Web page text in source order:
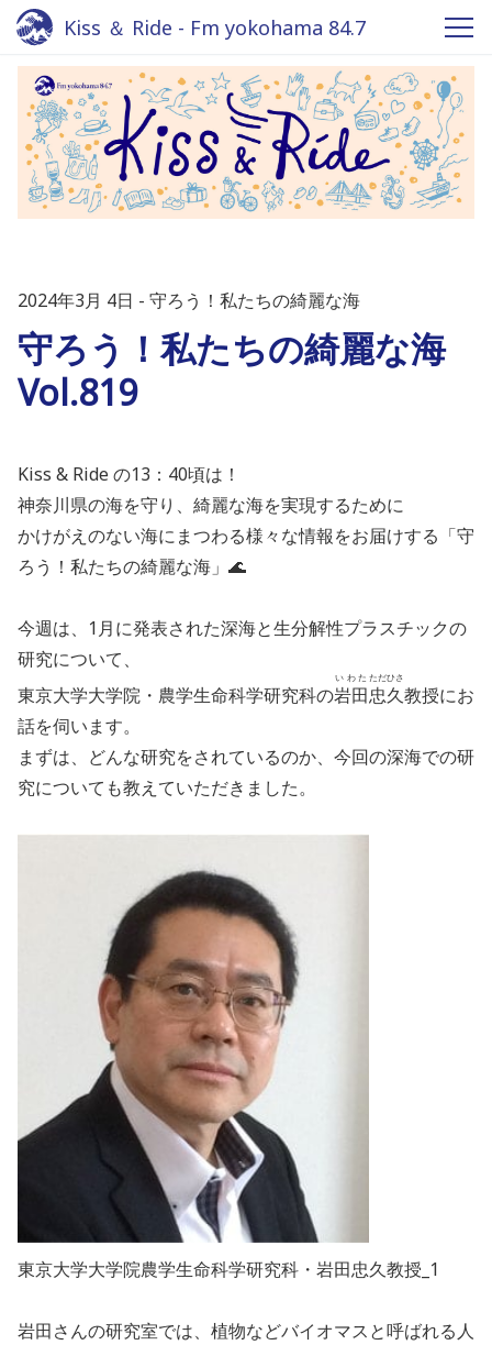
Kiss ＆ Ride - Fm yokohama 84.7
2024年3月 4日 守ろう！私たちの綺麗な海
守ろう！私たちの綺麗な海
Vol.819
Kiss & Ride の13：40頃は！
神奈川県の海を守り、綺麗な海を実現するために
かけがえのない海にまつわる様々な情報をお届けする「守
ろう！私たちの綺麗な海」🌊
今週は、1月に発表された深海と生分解性プラスチックの
研究について、
東京大学大学院・農学生命科学研究科の岩田
いわた
忠
ただ
久
ひさ
教授にお
話を伺います。
まずは、どんな研究をされているのか、今回の深海での研
究についても教えていただきました。
東京大学大学院農学生命科学研究科・岩田忠久教授_1
岩田さんの研究室では、植物などバイオマスと呼ばれる人